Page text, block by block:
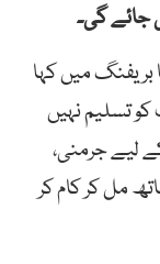
جائے گی۔
بریفنگ میں کہا
تسلیم نہیں
لیے جرمنی،
مل کر کام کر